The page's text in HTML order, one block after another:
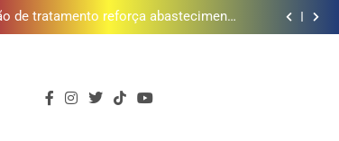
de água
para presentear o seu pai. Descubra
escolher o que mais combina com ele
Lins em Nova Iguaçu neste fim
de tratamento reforça abastecimento
para presentear o seu pai. Descubra
escolher o que mais combina com ele
Lins em Nova Iguaçu neste fim